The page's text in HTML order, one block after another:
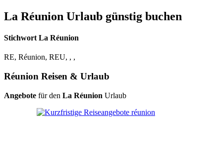
La Réunion Urlaub günstig buchen
Stichwort La Réunion
RE, Réunion, REU, , ,
Réunion Reisen & Urlaub
Angebote für den La Réunion Urlaub